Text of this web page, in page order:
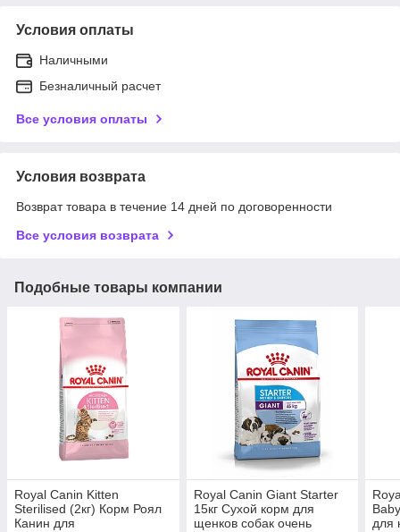
Условия оплаты
Наличными
Безналичный расчет
Все условия оплаты
Условия возврата
Возврат товара в течение 14 дней по договоренности
Все условия возврата
Подобные товары компании
Royal Canin Kitten
Sterilised (2кг) Корм Роял
Канин для
Royal Canin Giant Starter
15кг Сухой корм для
щенков собак очень
для